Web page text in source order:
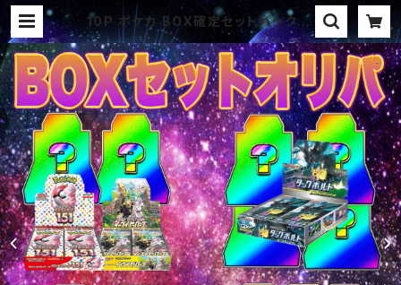
10P ポケカ BOX確定セットパック オ
リパ | オリパ ブラザーズ オリパ専
門店 (ポケカ、ワンピース、遊戯王、ヴ
ァイス、ドラゴンボール)